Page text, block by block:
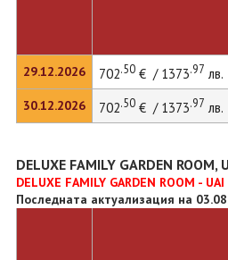
29.12.2026
30.12.2026
702.50€ / 1373.97 лв.
702.50€ / 1373.97 лв.
DELUXE FAMILY GARDEN ROOM,
DELUXE FAMILY GARDEN ROOM - UAI
Последната актуализация на